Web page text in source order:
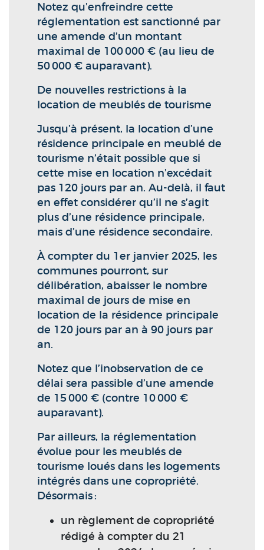
Notez qu’enfreindre cette
réglementation est sanctionné par
une amende d’un montant
maximal de 100 000 € (au lieu de
50 000 € auparavant).
De nouvelles restrictions à la
location de meublés de tourisme
Jusqu’à présent, la location d’une
résidence principale en meublé de
tourisme n’était possible que si
cette mise en location n’excédait
pas 120 jours par an. Au-delà, il faut
en effet considérer qu’il ne s’agit
plus d’une résidence principale,
mais d’une résidence secondaire.
À compter du 1er janvier 2025, les
communes pourront, sur
délibération, abaisser le nombre
maximal de jours de mise en
location de la résidence principale
de 120 jours par an à 90 jours par
an.
Notez que l’inobservation de ce
délai sera passible d’une amende
de 15 000 € (contre 10 000 €
auparavant).
Par ailleurs, la réglementation
évolue pour les meublés de
tourisme loués dans les logements
intégrés dans une copropriété.
Désormais :
un règlement de copropriété
rédigé à compter du 21